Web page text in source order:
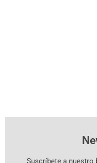
Suscríbete a nuestro